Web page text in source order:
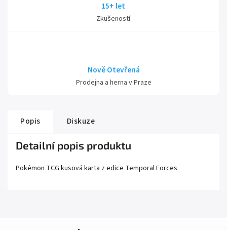
15+ let
Zkušeností
Nově Otevřená
Prodejna a herna v Praze
Popis Diskuze
Detailní popis produktu
Pokémon TCG kusová karta z edice Temporal Forces